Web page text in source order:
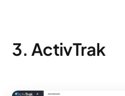
3. ActivTrak